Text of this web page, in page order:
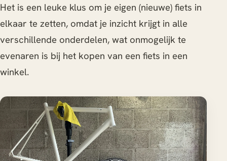
Het is een leuke klus om je eigen (nieuwe) fiets in
elkaar te zetten, omdat je inzicht krijgt in alle
verschillende onderdelen, wat onmogelijk te
evenaren is bij het kopen van een fiets in een
winkel.